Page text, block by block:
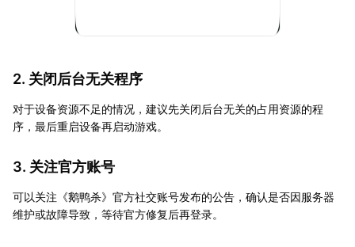
2. 关闭后台无关程序
对于设备资源不足的情况，建议先关闭后台无关的占用资源的程
序，最后重启设备再启动游戏。
3. 关注官方账号
可以关注《鹅鸭杀》官方社交账号发布的公告，确认是否因服务器
维护或故障导致，等待官方修复后再登录。